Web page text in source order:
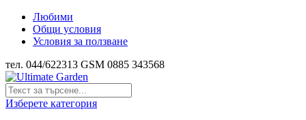
Любими
Общи условия
Условия за ползване
тел. 044/622313 GSM 0885 343568
Изберете категория